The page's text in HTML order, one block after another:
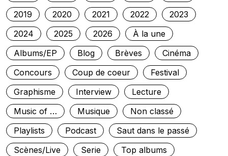
2019
2020 2021 2022
2023
2024
2025 2026
À la une
Albums/EP
Blog Brèves
Cinéma
Concours
Coup de coeur
Festival
Graphisme
Interview
Lecture
Music of …
Musique
Non classé
Playlists
Podcast
Saut dans le passé
Scènes/Live
Serie
Top albums